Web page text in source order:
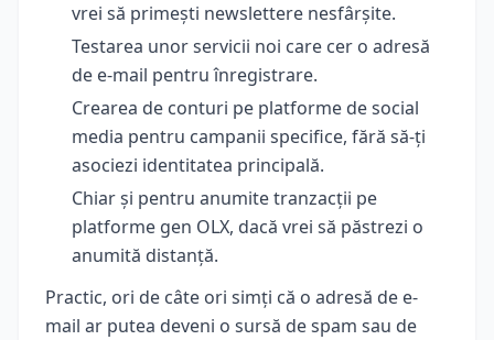
vrei să primești newslettere nesfârșite.
Testarea unor servicii noi care cer o adresă
de e-mail pentru înregistrare.
Crearea de conturi pe platforme de social
media pentru campanii specifice, fără să-ți
asociezi identitatea principală.
Chiar și pentru anumite tranzacții pe
platforme gen OLX, dacă vrei să păstrezi o
anumită distanță.
Practic, ori de câte ori simți că o adresă de e-
mail ar putea deveni o sursă de spam sau de